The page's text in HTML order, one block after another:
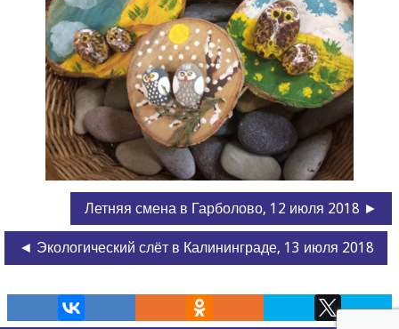
Летняя смена в Гарболово, 12 июля 2018 ►
◄ Экологический слёт в Калининграде, 13 июля 2018